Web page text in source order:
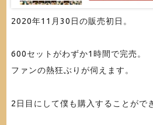
2020年11月30日の販売初日。
600セットがわずか1時間で完売。
ファンの熱狂ぶりが伺えます。
2日目にして僕も購入することがで